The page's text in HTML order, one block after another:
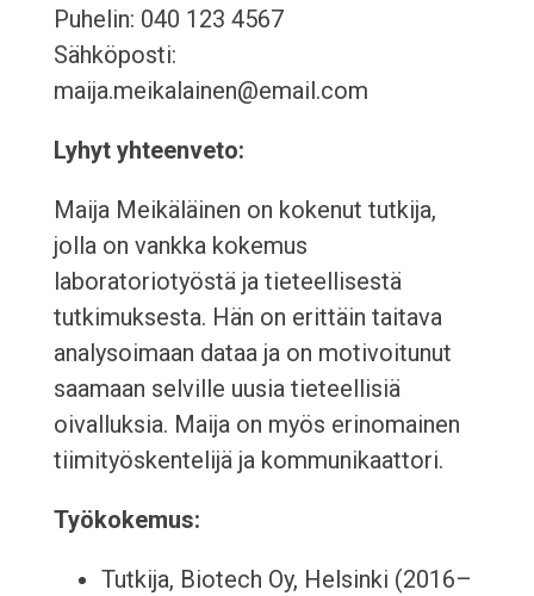
Puhelin: 040 123 4567
Sähköposti:
maija.meikalainen@email.com
Lyhyt yhteenveto:
Maija Meikäläinen on kokenut tutkija,
jolla on vankka kokemus
laboratoriotyöstä ja tieteellisestä
tutkimuksesta. Hän on erittäin taitava
analysoimaan dataa ja on motivoitunut
saamaan selville uusia tieteellisiä
oivalluksia. Maija on myös erinomainen
tiimityöskentelijä ja kommunikaattori.
Työkokemus:
Tutkija, Biotech Oy, Helsinki (2016–